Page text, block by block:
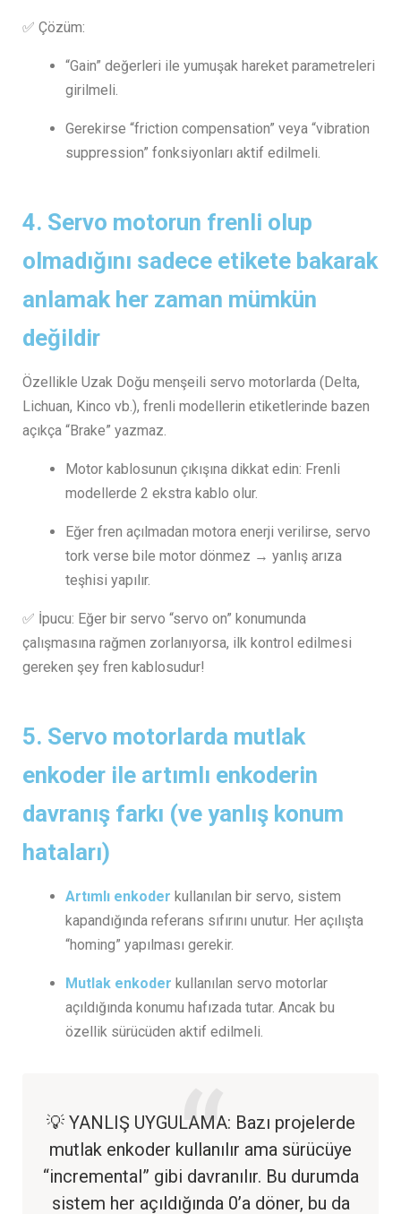
✅ Çözüm:
“Gain” değerleri ile yumuşak hareket parametreleri
girilmeli.
Gerekirse “friction compensation” veya “vibration
suppression” fonksiyonları aktif edilmeli.
4. Servo motorun frenli olup
olmadığını sadece etikete bakarak
anlamak her zaman mümkün
değildir
Özellikle Uzak Doğu menşeili servo motorlarda (Delta,
Lichuan, Kinco vb.), frenli modellerin etiketlerinde bazen
açıkça “Brake” yazmaz.
Motor kablosunun çıkışına dikkat edin: Frenli
modellerde 2 ekstra kablo olur.
Eğer fren açılmadan motora enerji verilirse, servo
tork verse bile motor dönmez → yanlış arıza
teşhisi yapılır.
✅ İpucu: Eğer bir servo “servo on” konumunda
çalışmasına rağmen zorlanıyorsa, ilk kontrol edilmesi
gereken şey fren kablosudur!
5. Servo motorlarda mutlak
enkoder ile artımlı enkoderin
davranış farkı (ve yanlış konum
hataları)
Artımlı enkoder kullanılan bir servo, sistem
kapandığında referans sıfırını unutur. Her açılışta
“homing” yapılması gerekir.
Mutlak enkoder kullanılan servo motorlar
açıldığında konumu hafızada tutar. Ancak bu
özellik sürücüden aktif edilmeli.
💡 YANLIŞ UYGULAMA: Bazı projelerde
mutlak enkoder kullanılır ama sürücüye
“incremental” gibi davranılır. Bu durumda
sistem her açıldığında 0’a döner, bu da